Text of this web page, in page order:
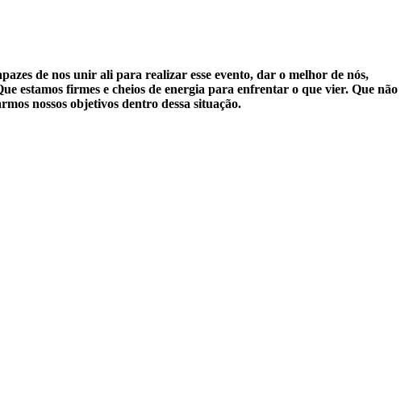
de nos unir ali para realizar esse evento, dar o melhor de nós,
estamos firmes e cheios de energia para enfrentar o que vier. Que não
nossos objetivos dentro dessa situação.